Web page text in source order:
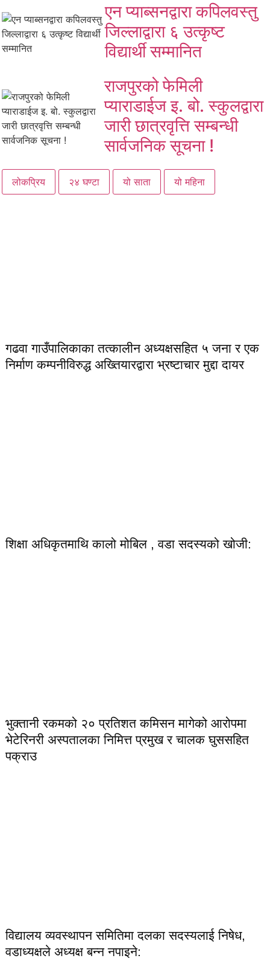
एन प्याब्सनद्वारा कपिलवस्तु
जिल्लाद्वारा ६ उत्कृष्ट
विद्यार्थी सम्मानित
राजपुरको फेमिली
प्याराडाईज इ. बो. स्कुलद्वारा
जारी छात्रवृत्ति सम्बन्धी
सार्वजनिक सूचना !
लोकप्रिय २४ घण्टा यो साता यो महिना
गढवा गाउँपालिकाका तत्कालीन अध्यक्षसहित ५ जना र एक
निर्माण कम्पनीविरुद्ध अख्तियारद्वारा भ्रष्टाचार मुद्दा दायर
शिक्षा अधिकृतमाथि कालो मोबिल , वडा सदस्यको खोजी:
भुक्तानी रकमको २० प्रतिशत कमिसन मागेको आरोपमा
भेटेरिनरी अस्पतालका निमित्त प्रमुख र चालक घुससहित
पक्राउ
विद्यालय व्यवस्थापन समितिमा दलका सदस्यलाई निषेध,
वडाध्यक्षले अध्यक्ष बन्न नपाइने: